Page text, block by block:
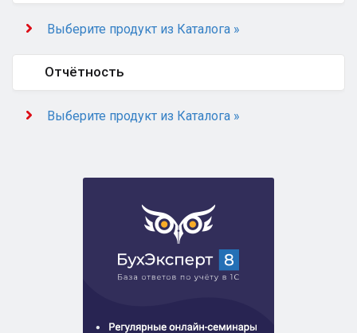
Выберите продукт из Каталога »
Отчётность
Выберите продукт из Каталога »